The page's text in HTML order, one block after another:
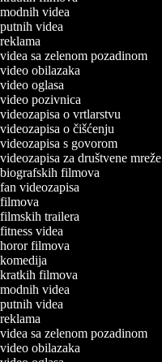
modnih videa
putnih videa
reklama
videa sa zelenom pozadinom
video obilazaka
video oglasa
video pozivnica
videozapisa o vrtlarstvu
videozapisa o čišćenju
videozapisa s govorom
videozapisa za društvene mreže
biografskih filmova
fan videozapisa
filmova
filmskih trailera
fitness videa
horor filmova
komedija
kratkih filmova
modnih videa
putnih videa
reklama
videa sa zelenom pozadinom
video obilazaka